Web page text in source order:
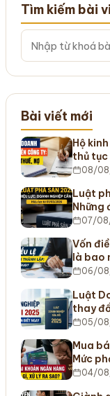
Tìm kiếm bài
Bài viết mới
Hộ
thủ tục
08/
Luật
Những
07/
Vốn
là bao
06/
Luật
thay
05/
Mua
Mức
04/